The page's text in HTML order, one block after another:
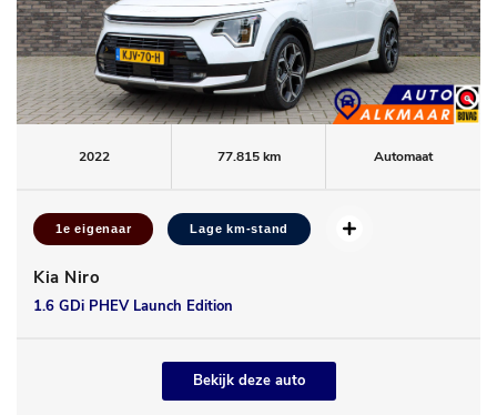
2022 77.815 km Automaat
1e eigenaar Lage km-stand
Kia Niro
1.6 GDi PHEV Launch Edition
Bekijk deze auto